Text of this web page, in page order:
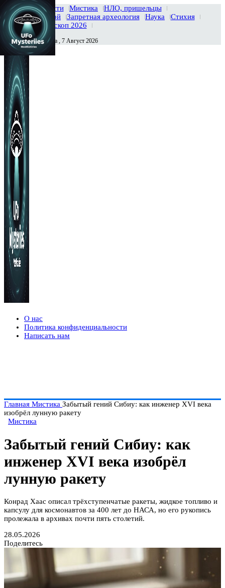
Главная Новости Мистика
НЛО, пришельцы
Тайны вселенной
Запретная археология Наука
Стихия
История
Гороскоп 2026
Сегодня Пятница , 7 Август 2026
О нас
Политика конфиденциальности
Написать нам
Главная Мистика Забытый гений Сибиу: как инженер XVI века
изобрёл лунную ракету
Мистика
Забытый гений Сибиу: как
инженер XVI века изобрёл
лунную ракету
Конрад Хаас описал трёхступенчатые ракеты, жидкое топливо и
капсулу для космонавтов за 400 лет до НАСА, но его рукопись
пролежала в архивах почти пять столетий.
28.05.2026
Поделитесь